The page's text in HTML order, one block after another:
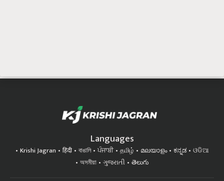
Languages
Krishi Jagran हिंदी বাঙালি ਪੰਜਾਬੀ தமிழ் മലയാളം ಕನ್ನಡ
ଓଡିଆ
অসমীয়া
ગુજરાતી తెలుగు